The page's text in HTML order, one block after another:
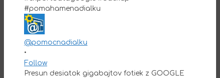
@pomocnadialku
•
Follow
Presun desiatok gigabajtov fotiek z GOOGLE